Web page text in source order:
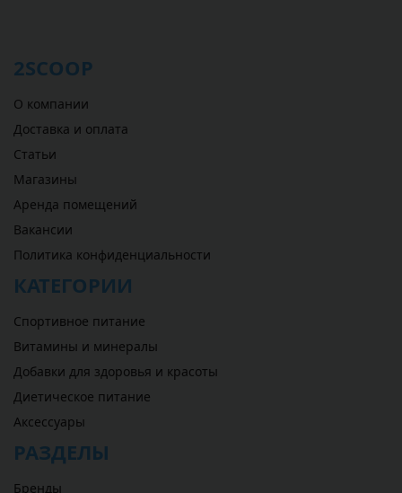
2SCOOP
О компании
Доставка и оплата
Статьи
Магазины
Аренда помещений
Вакансии
Политика конфиденциальности
КАТЕГОРИИ
Спортивное питание
Витамины и минералы
Добавки для здоровья и красоты
Диетическое питание
Аксессуары
РАЗДЕЛЫ
Бренды